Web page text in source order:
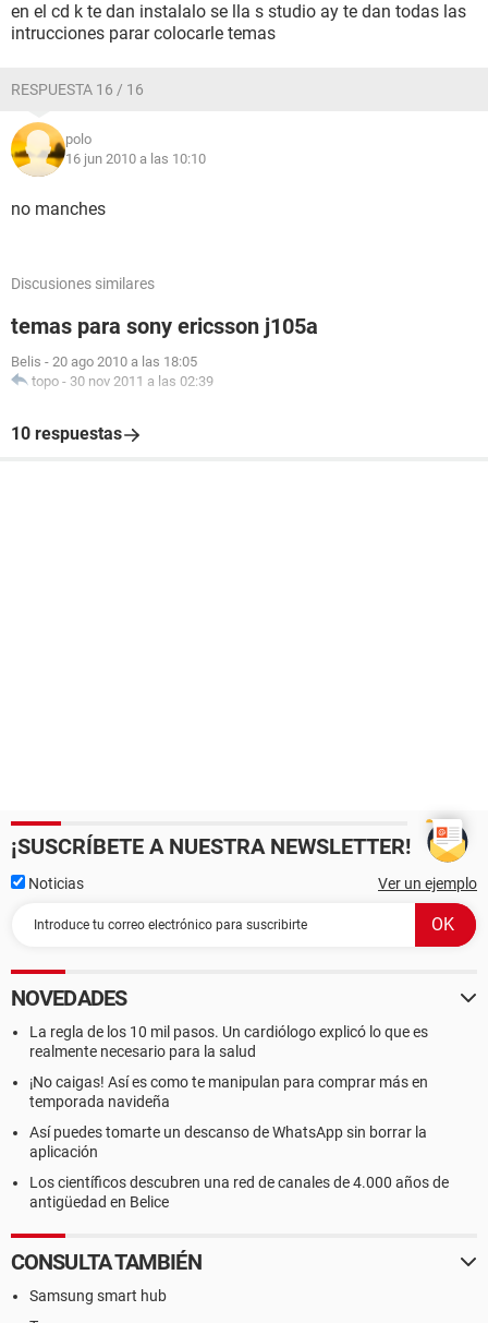
en el cd k te dan instalalo se lla s studio ay te dan todas las
intrucciones parar colocarle temas
RESPUESTA 16 / 16
polo
16 jun 2010 a las 10:10
no manches
Discusiones similares
temas para sony ericsson j105a
Belis - 20 ago 2010 a las 18:05
topo - 30 nov 2011 a las 02:39
10 respuestas
¡SUSCRÍBETE A NUESTRA NEWSLETTER!
Noticias Ver un ejemplo
NOVEDADES
La regla de los 10 mil pasos. Un cardiólogo explicó lo que es
realmente necesario para la salud
¡No caigas! Así es como te manipulan para comprar más en
temporada navideña
Así puedes tomarte un descanso de WhatsApp sin borrar la
aplicación
Los científicos descubren una red de canales de 4.000 años de
antigüedad en Belice
CONSULTA TAMBIÉN
Samsung smart hub